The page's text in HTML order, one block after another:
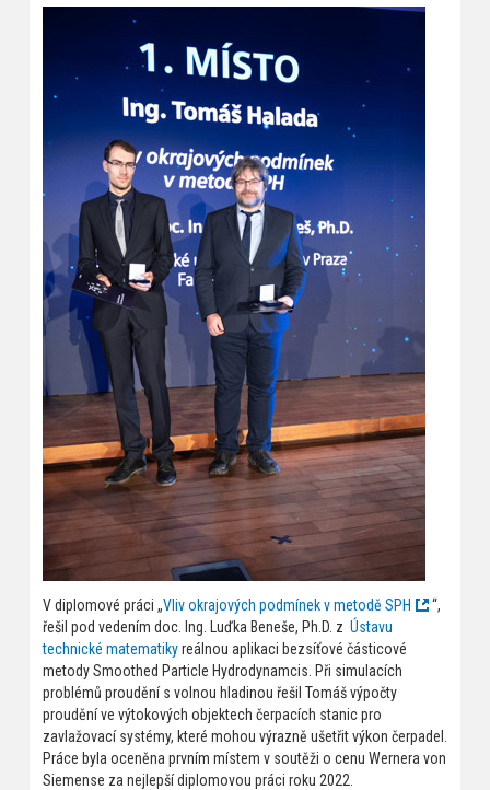
V diplomové práci „Vliv okrajových podmínek v metodě SPH
“,
řešil pod vedením doc. Ing. Luďka Beneše, Ph.D. z Ústavu
technické matematikyreálnou aplikaci bezsíťové částicové
metody Smoothed Particle Hydrodynamcis. Při simulacích
problémů proudění s volnou hladinou řešil Tomáš výpočty
proudění ve výtokových objektech čerpacích stanic pro
zavlažovací systémy, které mohou výrazně ušetřit výkon čerpadel.
Práce byla oceněna prvním místem v soutěži o cenu Wernera von
Siemense za nejlepší diplomovou práci roku 2022.